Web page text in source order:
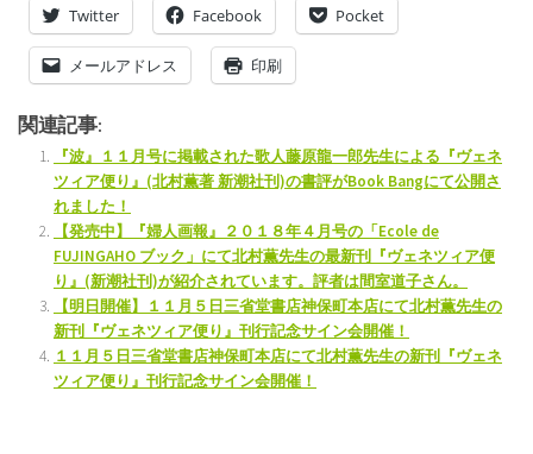
Twitter Facebook Pocket
メールアドレス 印刷
関連記事:
『波』１１月号に掲載された歌人藤原龍一郎先生による『ヴェネ
ツィア便り』(北村薫著 新潮社刊)の書評がBook Bangにて公開さ
れました！
【発売中】『婦人画報』２０１８年４月号の「Ecole de
FUJINGAHO ブック」にて北村薫先生の最新刊『ヴェネツィア便
り』(新潮社刊)が紹介されています。評者は間室道子さん。
【明日開催】１１月５日三省堂書店神保町本店にて北村薫先生の
新刊『ヴェネツィア便り』刊行記念サイン会開催！
１１月５日三省堂書店神保町本店にて北村薫先生の新刊『ヴェネ
ツィア便り』刊行記念サイン会開催！